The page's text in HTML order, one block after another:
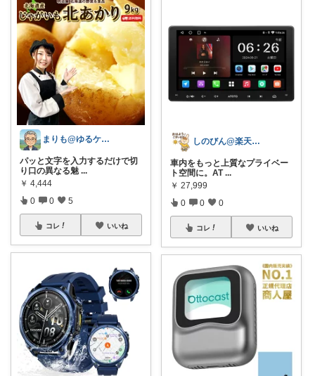
まりも@ゆるケア生活
パッと文字を入力するだけで切
り口の異なる魅 ...
￥ 4,444
0 0 5
コレ いいね
しのびん@楽天Room
車内をもっと上質なプライベー
ト空間に。AT ...
￥ 27,999
0 0 0
コレ いいね